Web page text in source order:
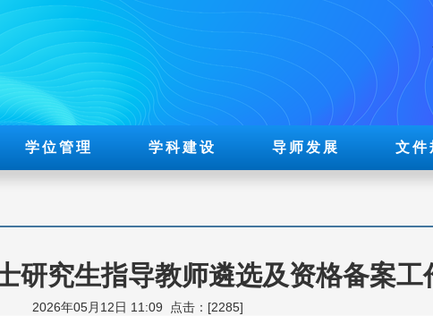
学位管理 学科建设 导师发展 文件
研究生指导教师遴选及资格备案工
2026年05月12日 11:09 点击：[2285]